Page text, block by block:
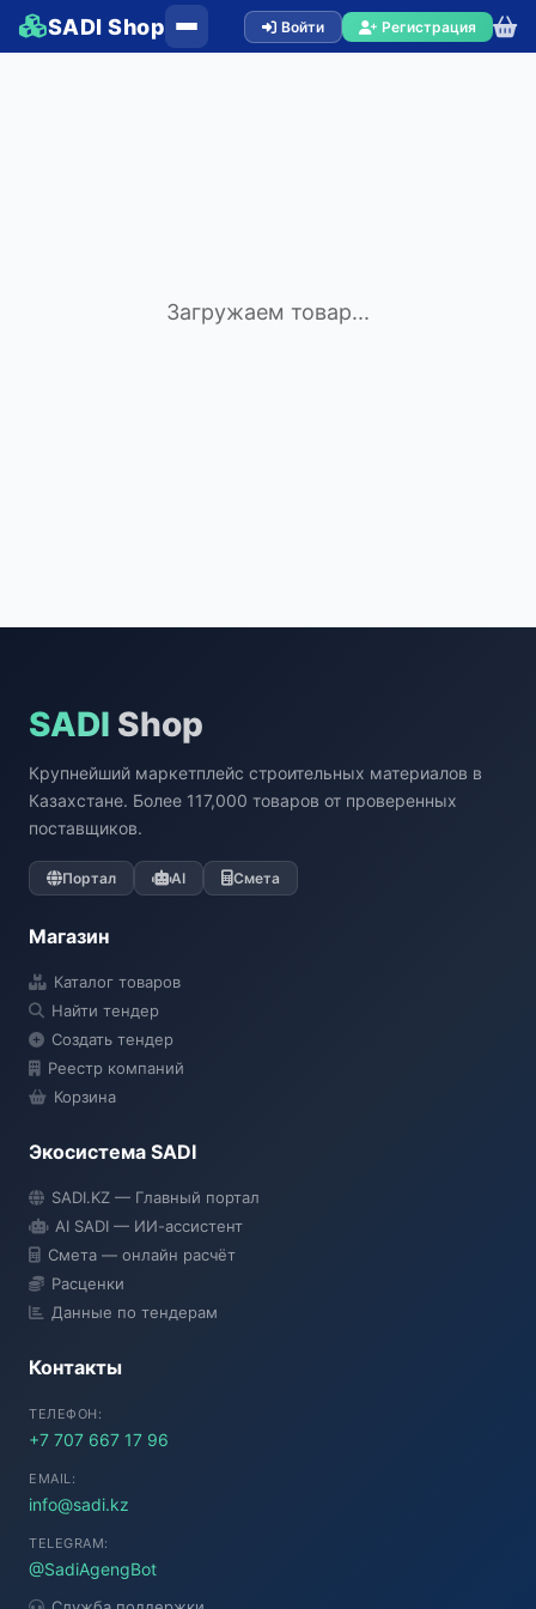
SADI Shop Войти Регистрация
Загружаем товар...
SADI Shop
Крупнейший маркетплейс строительных материалов в
Казахстане. Более 117,000 товаров от проверенных
поставщиков.
Портал AI Смета
Магазин
Каталог товаров
Найти тендер
Создать тендер
Реестр компаний
Корзина
Экосистема SADI
SADI.KZ — Главный портал
AI SADI — ИИ-ассистент
Смета — онлайн расчёт
Расценки
Данные по тендерам
Контакты
ТЕЛЕФОН:
+7 707 667 17 96
EMAIL:
info@sadi.kz
TELEGRAM:
@SadiAgengBot
● Подключение...